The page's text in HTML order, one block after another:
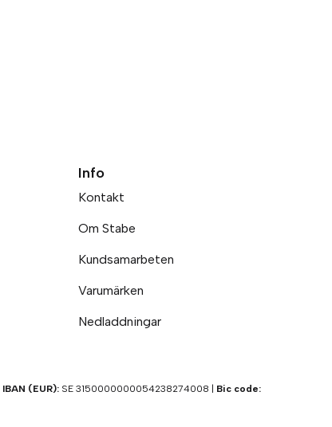
Info
Kontakt
Om Stabe
Kundsamarbeten
Varumärken
Nedladdningar
IBAN (EUR): SE 3150000000054238274008 | Bic code: